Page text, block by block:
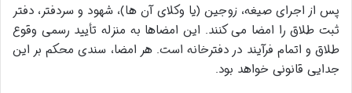
پس از اجرای صیغه، زوجین (یا وکلای آن ها)، شهود و سردفتر، دفتر
ثبت طلاق را امضا می کنند. این امضاها به منزله تأیید رسمی وقوع
طلاق و اتمام فرآیند در دفترخانه است. هر امضا، سندی محکم بر این
جدایی قانونی خواهد بود.